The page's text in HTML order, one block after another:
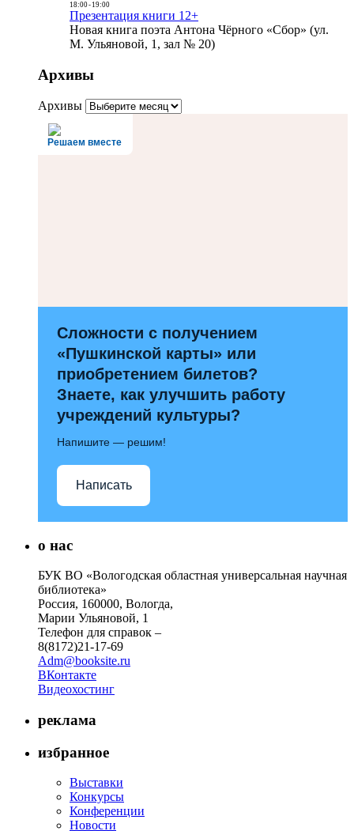
18:00- 19:00
Презентация книги 12+
Новая книга поэта Антона Чёрного «Сбор» (ул.
М. Ульяновой, 1, зал № 20)
Архивы
Архивы
Решаем вместе
Сложности с получением
«Пушкинской карты» или
приобретением билетов?
Знаете, как улучшить работу
учреждений культуры?
Напишите — решим!
Написать
о нас
БУК ВО «Вологодская областная универсальная научная
библиотека»
Россия, 160000, Вологда,
Марии Ульяновой, 1
Телефон для справок –
8(8172)21-17-69
Adm@booksite.ru
ВКонтакте
Видеохостинг
реклама
избранное
Выставки
Конкурсы
Конференции
Новости